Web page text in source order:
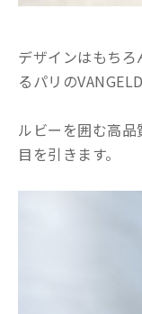
デザインはもち
るパリの
ルビーを囲む高
目を引きます。